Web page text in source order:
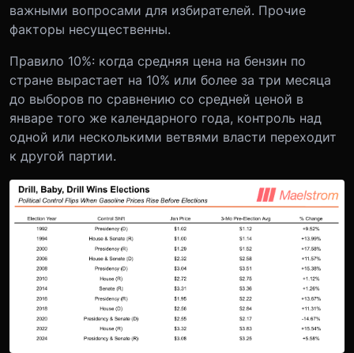
важными вопросами для избирателей. Прочие
факторы несущественны.
Правило 10%: когда средняя цена на бензин по
стране вырастает на 10% или более за три месяца
до выборов по сравнению со средней ценой в
январе того же календарного года, контроль над
одной или несколькими ветвями власти переходит
к другой партии.